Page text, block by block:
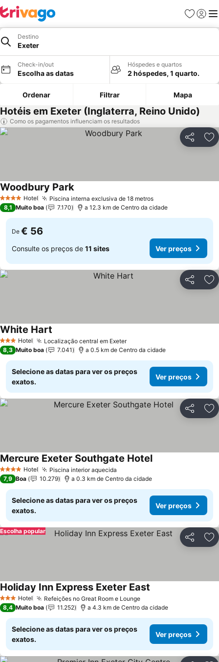
Favoritos
Iniciar
Destino
Exeter
Check-in/out
Escolha as datas
Hóspedes e quartos
2 hóspedes, 1 quarto.
Ordenar Filtrar Mapa
Hotéis em Exeter (Inglaterra, Reino Unido)
Como os pagamentos influenciam os resultados
Partilhar
4 EstrelasHotel Piscina interna exclusiva de 18 metrosVer preços
Woodbury ParkVer preços
8,1 Muito boa 7.170 a 12.3 km de Centro da cidade
De € 56
Consulte os preços de 11 sites Ver preços
Partilhar
3 EstrelasHotel Localização central em ExeterVer preços
White Hart
8,3 Muito boa 7.041 a 0.5 km de Centro da cidade
Selecione as datas para ver os preços
exatos.
Ver preços
Partilhar
4 EstrelasHotel Piscina interior aquecida
Mercure Exeter Southgate HotelVer preços
7,9 Boa 10.279 a 0.3 km de Centro da cidade
Selecione as datas para ver os preços
exatos.
Ver preços
Partilhar
Escolha popular
3 EstrelasHotel Refeições no Great Room e LoungeVer preços
Holiday Inn Express Exeter East
8,4 Muito boa 11.252 a 4.3 km de Centro da cidade
Selecione as datas para ver os preços
exatos.
Ver preços